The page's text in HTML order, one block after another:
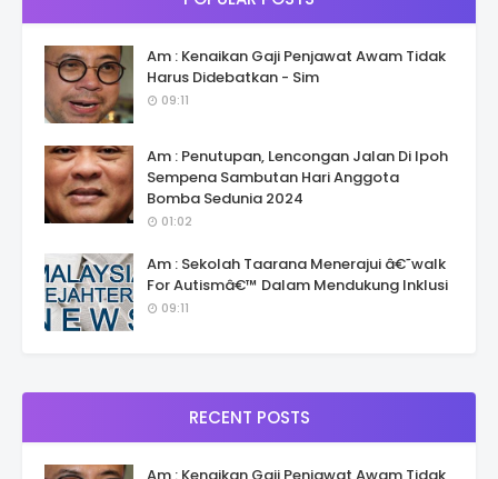
Am : Kenaikan Gaji Penjawat Awam Tidak
Harus Didebatkan - Sim
09:11
Am : Penutupan, Lencongan Jalan Di Ipoh
Sempena Sambutan Hari Anggota
Bomba Sedunia 2024
01:02
Am : Sekolah Taarana Menerajui â€˜walk
For Autismâ€™ Dalam Mendukung Inklusi
09:11
RECENT POSTS